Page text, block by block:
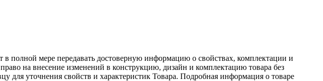
полной мере передавать достоверную информацию о свойствах, комплектации и
на внесение изменений в конструкцию, дизайн и комплектацию товара без
для уточнения свойств и характеристик Товара. Подробная информация о товаре